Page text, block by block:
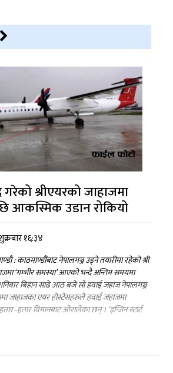
श्रीएयरको जाहाजमा
आकस्मिक उडान रोकियो
१६:३४
: काठमाण्डौंबाट नेपालगञ्ज उड्ने तयारीमा रहेको श्री
‘गम्भीर समस्या’ आएको भन्दै अन्तिम समयमा
बिहान साढे आठ बजे सो हवाई जहाज नेपालगञ्ज
जाहाजका एयर होस्टेसहरुले हवाई जहाजमा
विमानबाट ओरालेका छन् । ‘इन्जिन स्टार्ट